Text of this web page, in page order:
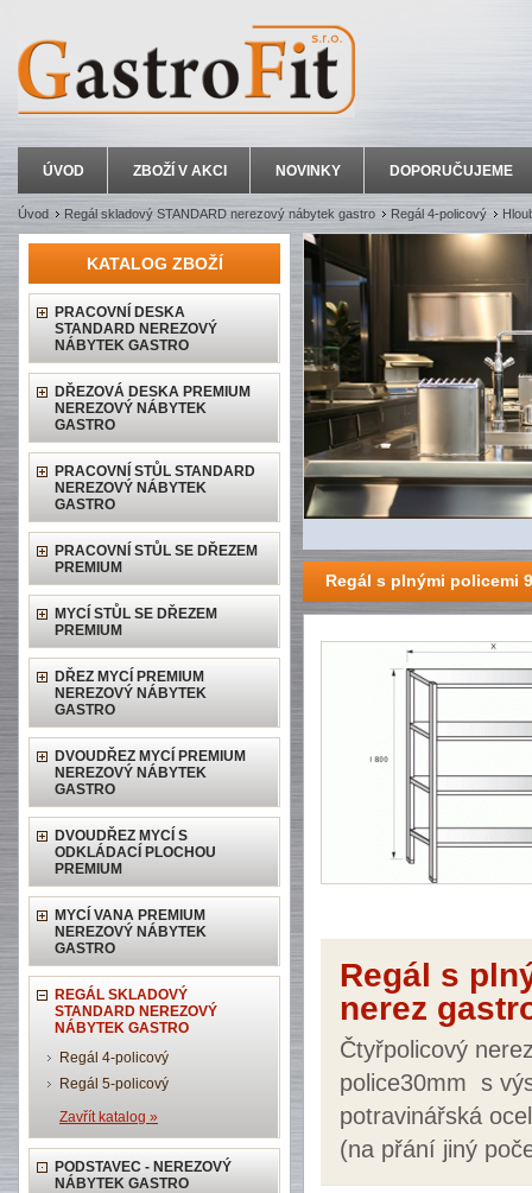
ÚVOD ZBOŽÍ V AKCI NOVINKY DOPORUČUJEME
Úvod Regál skladový STANDARD nerezový nábytek gastro Regál 4-policový
KATALOG ZBOŽÍ
PRACOVNÍ DESKA
STANDARD NEREZOVÝ
NÁBYTEK GASTRO
DŘEZOVÁ DESKA PREMIUM
NEREZOVÝ NÁBYTEK
GASTRO
PRACOVNÍ STŮL STANDARD
NEREZOVÝ NÁBYTEK
GASTRO
PRACOVNÍ STŮL SE DŘEZEM
PREMIUM
MYCÍ STŮL SE DŘEZEM
PREMIUM
DŘEZ MYCÍ PREMIUM
NEREZOVÝ NÁBYTEK
GASTRO
DVOUDŘEZ MYCÍ PREMIUM
NEREZOVÝ NÁBYTEK
GASTRO
DVOUDŘEZ MYCÍ S
ODKLÁDACÍ PLOCHOU
PREMIUM
MYCÍ VANA PREMIUM
NEREZOVÝ NÁBYTEK
GASTRO
REGÁL SKLADOVÝ
STANDARD NEREZOVÝ
NÁBYTEK GASTRO
Regál 4-policový
Regál 5-policový
Zavřít katalog »
PODSTAVEC - NEREZOVÝ
NÁBYTEK GASTRO
Regál s plnými policemi
Regál s
nerez
Čtyřpolicový
police30mm s
potravinářská
(na přání jiný